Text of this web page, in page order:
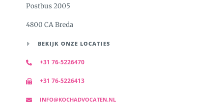
Postbus 2005
4800 CA Breda
BEKIJK ONZE LOCATIES
+31 76-5226470
+31 76-5226413
INFO@KOCHADVOCATEN.NL